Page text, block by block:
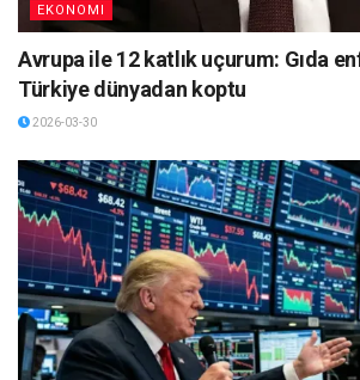
EKONOMI
Avrupa ile 12 katlık uçurum: Gıda
Türkiye dünyadan koptu
2026-03-30